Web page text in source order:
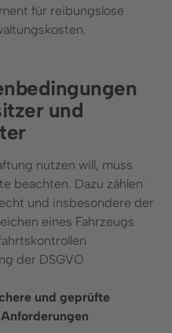
für reibungslose
und
nutzen will, muss
beachten. Dazu zählen
und insbesondere der
eines Fahrzeugs
der DSGVO
und geprüfte